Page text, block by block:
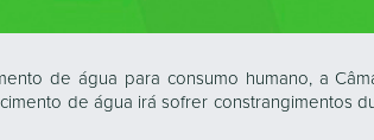
de água para consumo humano, a
de água irá sofrer constrangimentos